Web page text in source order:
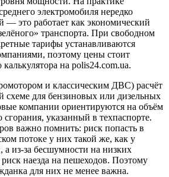
электромобиля нередко
— это работает как экономический
транспорта. При свободном
тарифы устанавливаются
поэтому цены стоит
на polis24.com.ua.
и классическим ДВС) расчёт
схеме для бензиновых или дизельных
компании ориентируются на объём
сгорания, указанный в техпаспорте.
важно помнить: риск попасть в
потоке у них такой же, как у
из-за бесшумности на низких
наезда на пешеходов. Поэтому
для них не менее важна.